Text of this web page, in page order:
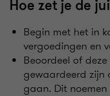
Hoe zet je de
Begin met het in
vergoedingen en
Beoordeel of
gewaardeerd zijn
gaan. Dit noemen